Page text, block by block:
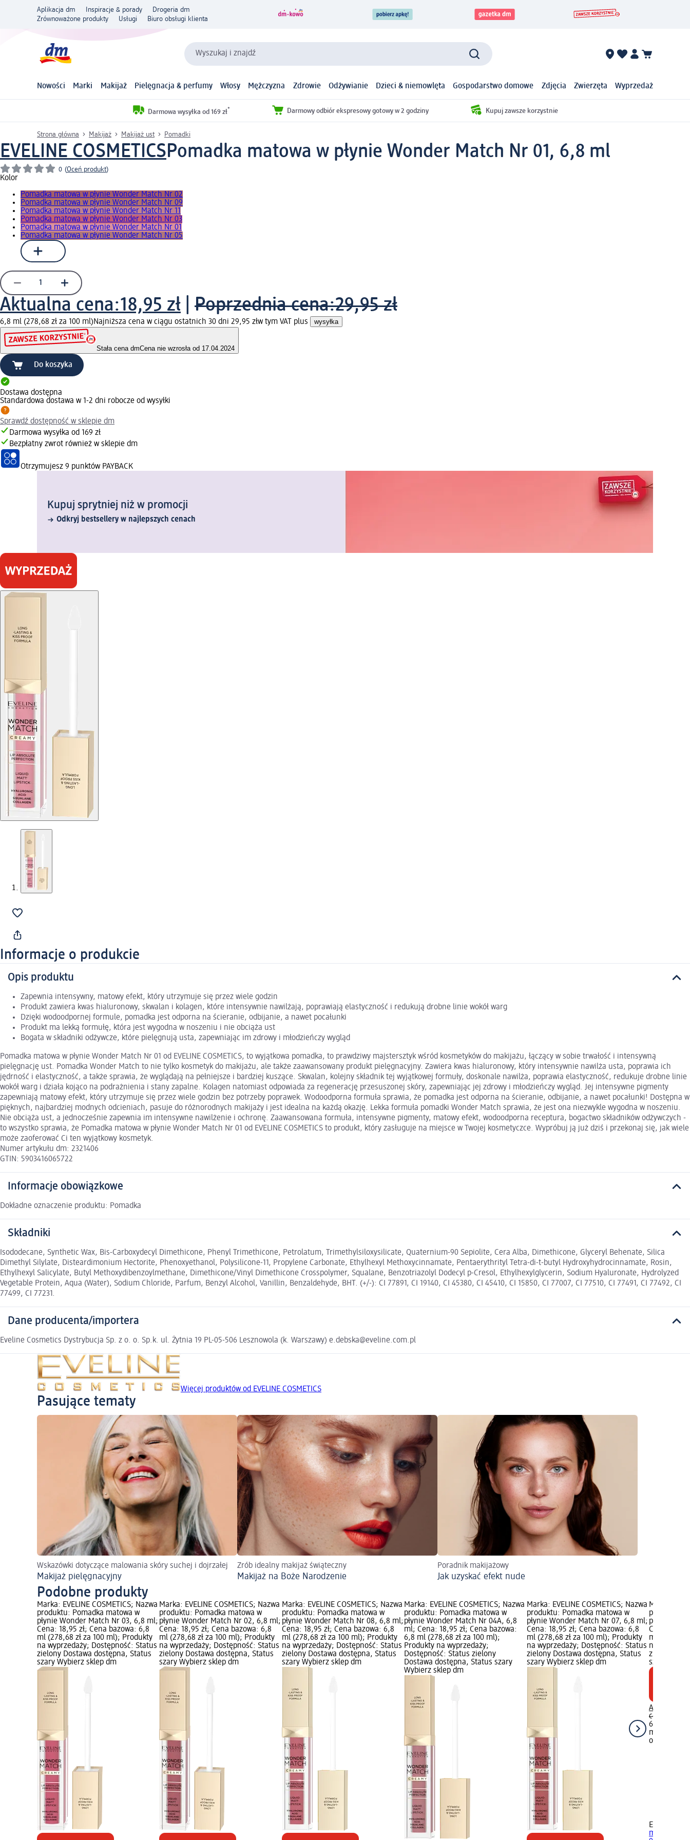
Aplikacja dm Inspiracje & porady
Drogeria dm
Zrównoważone produkty
Usługi Biuro obsługi klienta
Wyszukaj i znajdź
Nowości Marki Makijaż Pielęgnacja & perfumy Włosy Mężczyzna Zdrowie Odżywianie Dzieci & niemowlęta Gospodarstwo domowe Zdjęcia Zwierzęta Wyprzedaż
Darmowa wysyłka od 169 zł* Darmowy odbiór ekspresowy gotowy w 2 godziny Kupuj zawsze korzystnie
Strona główna Makijaż Makijaż ust Pomadki
EVELINE COSMETICSPomadka matowa w płynie Wonder Match Nr 01, 6,8 ml
0 (Oceń produkt)
Kolor
Pomadka matowa w płynie Wonder Match Nr 02
Pomadka matowa w płynie Wonder Match Nr 09
Pomadka matowa w płynie Wonder Match Nr 11
Pomadka matowa w płynie Wonder Match Nr 03
Pomadka matowa w płynie Wonder Match Nr 01
Pomadka matowa w płynie Wonder Match Nr 05
Aktualna cena:18,95 zł Poprzednia cena:29,95 zł
6,8 ml (278,68 zł za 100 ml)Najniższa cena w ciągu ostatnich 30 dni 29,95 złw tym VAT plus wysyłka
Stała cena dmCena nie wzrosła od 17.04.2024
Do koszyka
Dostawa dostępna
Standardowa dostawa w 1-2 dni robocze od wysyłki
Sprawdź dostępność w sklepie dm
Darmowa wysyłka od 169 zł
Bezpłatny zwrot również w sklepie dm
Otrzymujesz 9 punktów PAYBACK
Kupuj sprytniej niż w promocji
Odkryj bestsellery w najlepszych cenach
Informacje o produkcie
Opis produktu
Zapewnia intensywny, matowy efekt, który utrzymuje się przez wiele godzin
Produkt zawiera kwas hialuronowy, skwalan i kolagen, które intensywnie nawilżają, poprawiają elastyczność i redukują drobne linie wokół warg
Dzięki wodoodpornej formule, pomadka jest odporna na ścieranie, odbijanie, a nawet pocałunki
Produkt ma lekką formułę, która jest wygodna w noszeniu i nie obciąża ust
Bogata w składniki odżywcze, które pielęgnują usta, zapewniając im zdrowy i młodzieńczy wygląd
Pomadka matowa w płynie Wonder Match Nr 01 od EVELINE COSMETICS, to wyjątkowa pomadka, to prawdziwy majstersztyk wśród kosmetyków do makijażu, łączący w sobie trwałość i intensywną
pielęgnację ust. Pomadka Wonder Match to nie tylko kosmetyk do makijażu, ale także zaawansowany produkt pielęgnacyjny. Zawiera kwas hialuronowy, który intensywnie nawilża usta, poprawia ich
jędrność i elastyczność, a także sprawia, że wyglądają na pełniejsze i bardziej kuszące. Skwalan, kolejny składnik tej wyjątkowej formuły, doskonale nawilża, poprawia elastyczność, redukuje drobne linie
wokół warg i działa kojąco na podrażnienia i stany zapalne. Kolagen natomiast odpowiada za regenerację przesuszonej skóry, zapewniając jej zdrowy i młodzieńczy wygląd. Jej intensywne pigmenty
zapewniają matowy efekt, który utrzymuje się przez wiele godzin bez potrzeby poprawek. Wodoodporna formuła sprawia, że pomadka jest odporna na ścieranie, odbijanie, a nawet pocałunki! Dostępna w
pięknych, najbardziej modnych odcieniach, pasuje do różnorodnych makijaży i jest idealna na każdą okazję. Lekka formuła pomadki Wonder Match sprawia, że jest ona niezwykle wygodna w noszeniu.
Nie obciąża ust, a jednocześnie zapewnia im intensywne nawilżenie i ochronę. Zaawansowana formuła, intensywne pigmenty, matowy efekt, wodoodporna receptura, bogactwo składników odżywczych -
to wszystko sprawia, że Pomadka matowa w płynie Wonder Match Nr 01 od EVELINE COSMETICS to produkt, który zasługuje na miejsce w Twojej kosmetyczce. Wypróbuj ją już dziś i przekonaj się, jak wiele
może zaoferować Ci ten wyjątkowy kosmetyk.
Numer artykułu dm: 2321406
GTIN: 5903416065722
Informacje obowiązkowe
Dokładne oznaczenie produktu: Pomadka
Składniki
Isododecane, Synthetic Wax, Bis-Carboxydecyl Dimethicone, Phenyl Trimethicone, Petrolatum, Trimethylsiloxysilicate, Quaternium-90 Sepiolite, Cera Alba, Dimethicone, Glyceryl Behenate, Silica
Dimethyl Silylate, Disteardimonium Hectorite, Phenoxyethanol, Polysilicone-11, Propylene Carbonate, Ethylhexyl Methoxycinnamate, Pentaerythrityl Tetra-di-t-butyl Hydroxyhydrocinnamate, Rosin,
Ethylhexyl Salicylate, Butyl Methoxydibenzoylmethane, Dimethicone/Vinyl Dimethicone Crosspolymer, Squalane, Benzotriazolyl Dodecyl p-Cresol, Ethylhexylglycerin, Sodium Hyaluronate, Hydrolyzed
Vegetable Protein, Aqua (Water), Sodium Chloride, Parfum, Benzyl Alcohol, Vanillin, Benzaldehyde, BHT. (+/-): CI 77891, CI 19140, CI 45380, CI 45410, CI 15850, CI 77007, CI 77510, CI 77491, CI 77492, CI
77499, CI 77231.
Dane producenta/importera
Eveline Cosmetics Dystrybucja Sp. z o. o. Sp.k. ul. Żytnia 19 PL-05-506 Lesznowola (k. Warszawy) e.debska@eveline.com.pl
Więcej produktów od EVELINE COSMETICS
Pasujące tematy
Wskazówki dotyczące malowania skóry suchej i dojrzałej
Makijaż pielęgnacyjny
Zrób idealny makijaż świąteczny
Makijaż na Boże Narodzenie
Poradnik makijażowy
Jak uzyskać efekt nude
Podobne produkty
Marka: EVELINE COSMETICS; Nazwa
produktu: Pomadka matowa w
płynie Wonder Match Nr 03, 6,8 ml;
Cena: 18,95 zł; Cena bazowa: 6,8
ml (278,68 zł za 100 ml); Produkty
na wyprzedaży; Dostępność: Status
zielony Dostawa dostępna, Status
szary Wybierz sklep dm
Marka: EVELINE COSMETICS; Nazwa
produktu: Pomadka matowa w
płynie Wonder Match Nr 02, 6,8 ml;
Cena: 18,95 zł; Cena bazowa: 6,8
ml (278,68 zł za 100 ml); Produkty
na wyprzedaży; Dostępność: Status
zielony Dostawa dostępna, Status
szary Wybierz sklep dm
Marka: EVELINE COSMETICS; Nazwa
produktu: Pomadka matowa w
płynie Wonder Match Nr 08, 6,8 ml;
Cena: 18,95 zł; Cena bazowa: 6,8
ml (278,68 zł za 100 ml); Produkty
na wyprzedaży; Dostępność: Status
zielony Dostawa dostępna, Status
szary Wybierz sklep dm
Marka: EVELINE COSMETICS; Nazwa
produktu: Pomadka matowa w
płynie Wonder Match Nr 04A, 6,8
ml; Cena: 18,95 zł; Cena bazowa:
6,8 ml (278,68 zł za 100 ml);
Produkty na wyprzedaży;
Dostępność: Status zielony
Dostawa dostępna, Status szary
Wybierz sklep dm
Marka: EVELINE COSMETICS; Nazwa
produktu: Pomadka matowa w
płynie Wonder Match Nr 07, 6,8 ml;
Cena: 18,95 zł; Cena bazowa: 6,8
ml (278,68 zł za 100 ml); Produkty
na wyprzedaży; Dostępność: Status
zielony Dostawa dostępna, Status
szary Wybierz sklep dm
Marka:
produktu:
płynie
Cena:
ml (278,68
na
zielony
szary
Aktualna
cena:
6,8 ml
ml)
ostatnich
EVELINE
matowa w